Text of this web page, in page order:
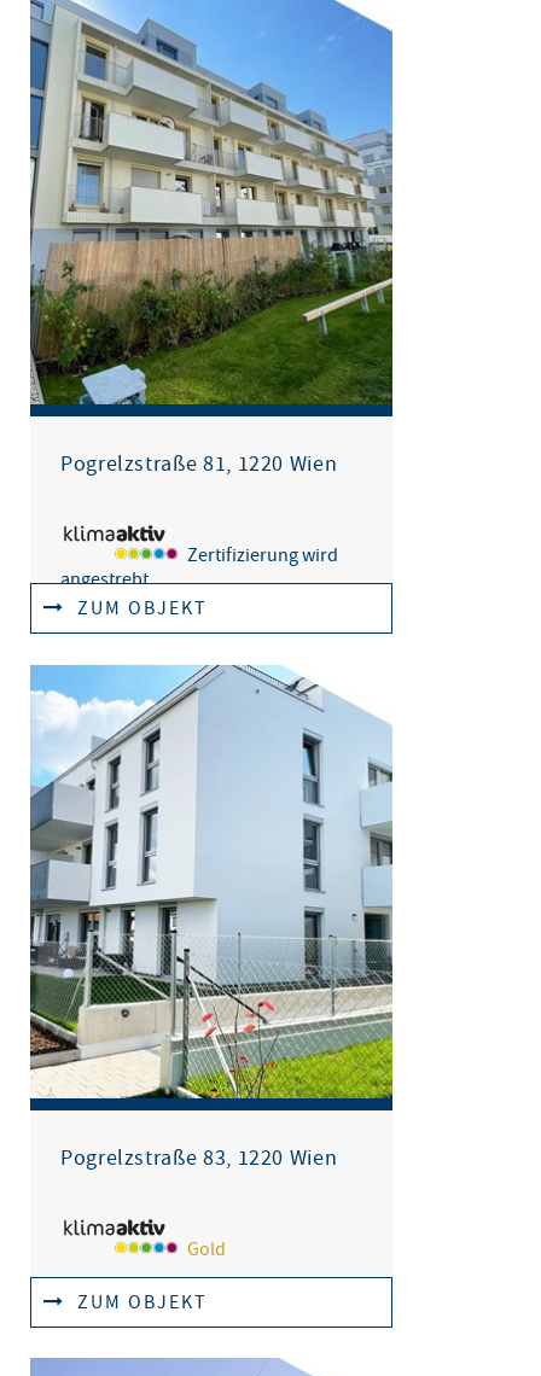
Pogrelzstraße 81, 1220 Wien
Zertifizierung wird
angestrebt
ZUM OBJEKT
Pogrelzstraße 83, 1220 Wien
Gold
ZUM OBJEKT